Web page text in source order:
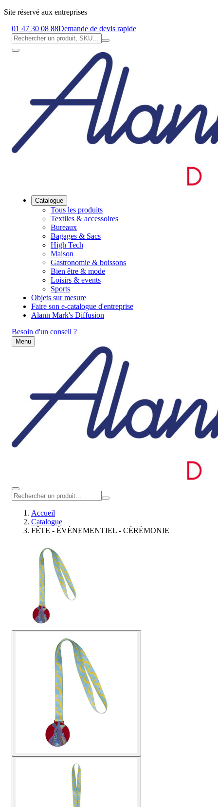
Site réservé aux entreprises
01 47 30 08 88Demande de devis rapide
Catalogue
Tous les produits
Textiles & accessoires
Bureaux
Bagages & Sacs
High Tech
Maison
Gastronomie & boissons
Bien être & mode
Loisirs & events
Sports
Objets sur mesure
Faire son e-catalogue d'entreprise
Alann Mark's Diffusion
Besoin d'un conseil ?
Menu
Accueil
Catalogue
FÊTE - ÉVÉNEMENTIEL - CÉRÉMONIE